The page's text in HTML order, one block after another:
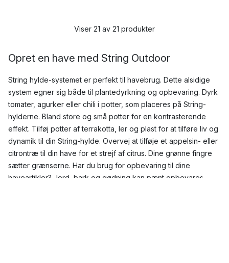
Viser 21 av 21 produkter
Opret en have med String Outdoor
String hylde-systemet er perfekt til havebrug. Dette alsidige
system egner sig både til plantedyrkning og opbevaring. Dyrk
tomater, agurker eller chili i potter, som placeres på String-
hylderne. Bland store og små potter for en kontrasterende
effekt. Tilføj potter af terrakotta, ler og plast for at tilføre liv og
dynamik til din String-hylde. Overvej at tilføje et appelsin- eller
citrontræ til din have for et strejf af citrus. Dine grønne fingre
sætter grænserne. Har du brug for opbevaring til dine
haveartikler? Jord, bark og gødning kan pænt opbevares